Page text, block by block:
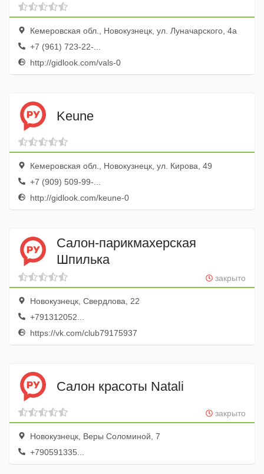
Кемеровская обл., Новокузнецк, ул. Луначарского, 4а
+7 (961) 723-22-...
http://gidlook.com/vals-0
Keune
Кемеровская обл., Новокузнецк, ул. Кирова, 49
+7 (909) 509-99-...
http://gidlook.com/keune-0
Салон-парикмахерская
Шпилька
закрыто
Новокузнецк, Свердлова, 22
+791312052...
https://vk.com/club79175937
Салон красоты Natali
закрыто
Новокузнецк, Веры Соломиной, 7
+790591335...